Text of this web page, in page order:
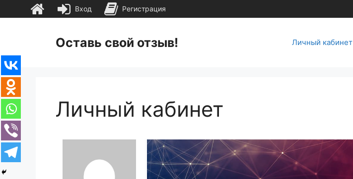
содержимомуОставь свой отзыв! Личный кабинет
Личный кабинет
Вход Регистрация